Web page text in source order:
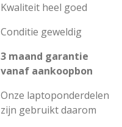
Kwaliteit heel goed
Conditie geweldig
3 maand garantie
vanaf aankoopbon
Onze laptoponderdelen
zijn gebruikt daarom